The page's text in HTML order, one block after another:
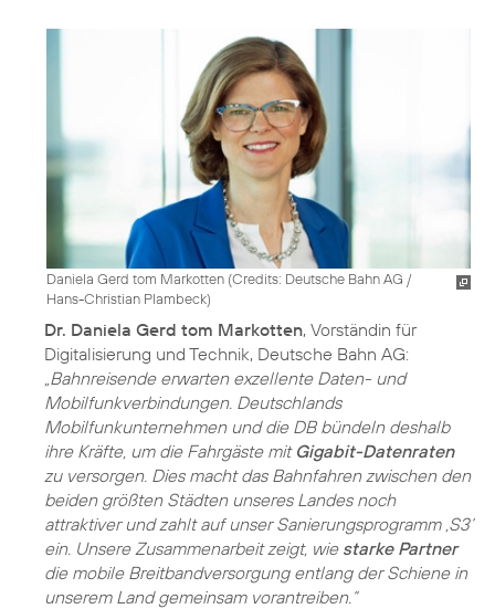
Daniela Gerd tom Markotten (Credits: Deutsche Bahn AG /
Hans-Christian Plambeck)
Dr. Daniela Gerd tom Markotten, Vorständin für
Digitalisierung und Technik, Deutsche Bahn AG:
„Bahnreisende erwarten exzellente Daten- und
Mobilfunkverbindungen. Deutschlands
Mobilfunkunternehmen und die DB bündeln deshalb
ihre Kräfte, um die Fahrgäste mit Gigabit-Datenraten
zu versorgen. Dies macht das Bahnfahren zwischen den
beiden größten Städten unseres Landes noch
attraktiver und zahlt auf unser Sanierungsprogramm ‚S3‘
ein. Unsere Zusammenarbeit zeigt, wie starke Partner
die mobile Breitbandversorgung entlang der Schiene in
unserem Land gemeinsam vorantreiben.“